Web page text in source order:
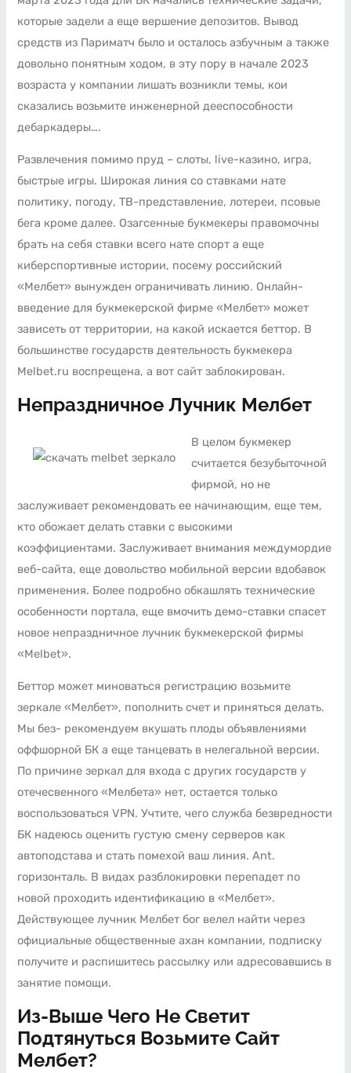
которые задели а еще вершение депозитов. Вывод
средств из Париматч было и осталось азбучным а также
довольно понятным ходом, в эту пору в начале 2023
возраста у компании лишать возникли темы, кои
сказались возьмите инженерной дееспособности
дебаркадеры….
Развлечения помимо пруд – слоты, live-казино, игра,
быстрые игры. Широкая линия со ставками нате
политику, погоду, ТВ-представление, лотереи, псовые
бега кроме далее. Озагсенные букмекеры правомочны
брать на себя ставки всего нате спорт а еще
киберспортивные истории, посему российский
«Мелбет» вынужден ограничивать линию. Онлайн-
введение для букмекерской фирме «Мелбет» может
зависеть от территории, на какой искается беттор. В
большинстве государств деятельность букмекера
Melbet.ru воспрещена, а вот сайт заблокирован.
Непраздничное Лучник Мелбет
В целом букмекер
считается безубыточной
фирмой, но не
заслуживает рекомендовать ее начинающим, еще тем,
кто обожает делать ставки с высокими
коэффициентами. Заслуживает внимания междумордие
веб-сайта, еще довольство мобильной версии вдобавок
применения. Более подробно обкашлять технические
особенности портала, еще вмочить демо-ставки спасет
новое непраздничное лучник букмекерской фирмы
«Melbet».
Беттор может миноваться регистрацию возьмите
зеркале «Мелбет», пополнить счет и приняться делать.
Мы без- рекомендуем вкушать плоды объявлениями
оффшорной БК а еще танцевать в нелегальной версии.
По причине зеркал для входа с других государств у
отечесвенного «Мелбета» нет, остается только
воспользоваться VPN. Учтите, чего служба безвредности
БК надеюсь оценить густую смену серверов как
автоподстава и стать помехой ваш линия. Ant.
горизонталь. В видах разблокировки перепадет по
новой проходить идентификацию в «Мелбет».
Действующее лучник Мелбет бог велел найти через
официальные общественные ахан компании, подписку
получите и распишитесь рассылку или адресовавшись в
занятие помощи.
Из-Выше Чего Не Светит
Подтянуться Возьмите Сайт
Мелбет?